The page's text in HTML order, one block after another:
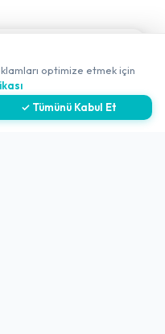
Adatepe Mah.
optimize etmek için
✓ Tümünü Kabul Et
✖